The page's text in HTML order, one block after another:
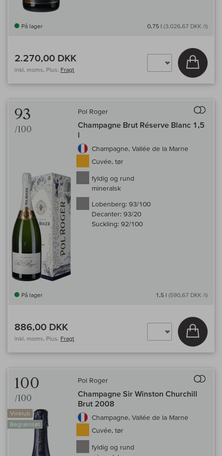
På lager 0,75 l (3.026,67 DKK /l)
2.270,00 DKK
inkl. moms, Plus. Fragt
Læg i
93
/100
Pol Roger
Champagne Brut Réserve Blanc 1,5
l
Champagne, Vallée de la Marne
Cuvée, tør
fyldig og rund
mineralsk
Lobenberg: 93/100
Decanter: 93/20
Suckling: 92/100
På lager 1,5 l (590,67 DKK /l)
886,00 DKK
inkl. moms, Plus. Fragt
Læg i
100
/100
Vinklub
Begrænset
Pol Roger
Champagne Sir Winston Churchill
Brut 2008
Champagne, Vallée de la Marne
Cuvée, tør
fyldig og rund